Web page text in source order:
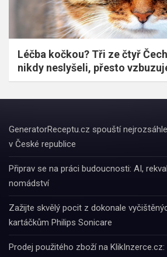
Léčba kočkou? Tři ze čtyř
nikdy neslyšeli, přesto
GeneratorReceptu.cz spouští
v České republice
Připrav se na práci budoucnosti: AI,
nomádství
Zažijte skvělý pocit z dokonale
kartáčkům Philips Sonicare
Prodej použitého zboží na